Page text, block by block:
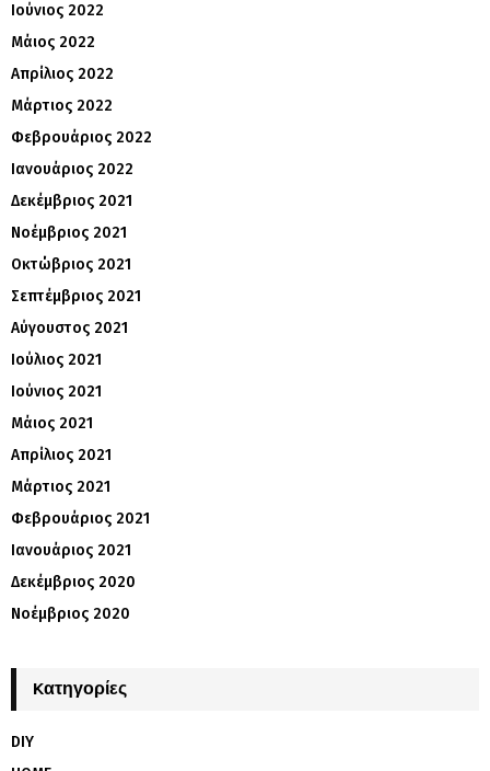
Ιούνιος 2022
Μάιος 2022
Απρίλιος 2022
Μάρτιος 2022
Φεβρουάριος 2022
Ιανουάριος 2022
Δεκέμβριος 2021
Νοέμβριος 2021
Οκτώβριος 2021
Σεπτέμβριος 2021
Αύγουστος 2021
Ιούλιος 2021
Ιούνιος 2021
Μάιος 2021
Απρίλιος 2021
Μάρτιος 2021
Φεβρουάριος 2021
Ιανουάριος 2021
Δεκέμβριος 2020
Νοέμβριος 2020
Kατηγορίες
DIY